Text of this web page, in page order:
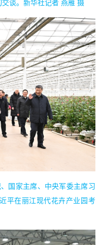
谈。新华社记者 燕雁 摄
国家主席、中央军委主席习
平在丽江现代花卉产业园考